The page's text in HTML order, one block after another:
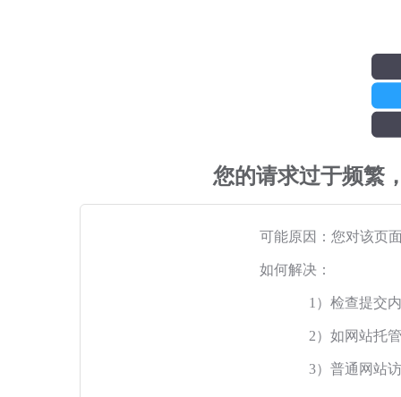
您的请求过于频繁
可能原因：您对该页
如何解决：
1）检查提交
2）如网站托
3）普通网站